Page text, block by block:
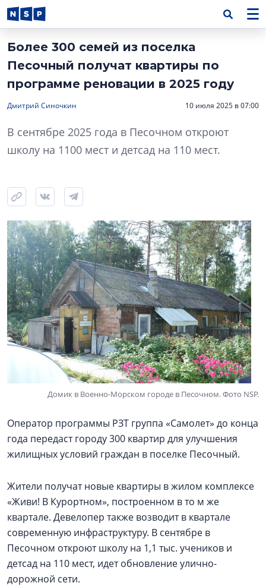
Более 300 семей из поселка
Песочный получат квартиры по
программе реновации в 2025 году
Дмитрий Синочкин 10 июля 2025 в 07:00
В сентябре 2025 года в Песочном откроют
школу на 1100 мест и детсад на 110 мест.
Домик в Военно-Морском городе в Песочном. Фото NSP.
Оператор программы РЗТ группа «Самолет» до конца
года передаст городу 300 квартир для улучшения
жилищных условий граждан в поселке Песочный.
Жители получат новые квартиры в жилом комплексе
«Живи! В Курортном», построенном в то м же
квартале. Девелопер также возводит в квартале
современную инфраструктуру. В сентябре в
Песочном откроют школу на 1,1 тыс. учеников и
детсад на 110 мест, идет обновление улично-
дорожной сети.